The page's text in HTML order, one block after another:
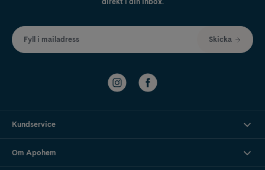
Fyll i mailadress Skicka
Kundservice
Om Apohem